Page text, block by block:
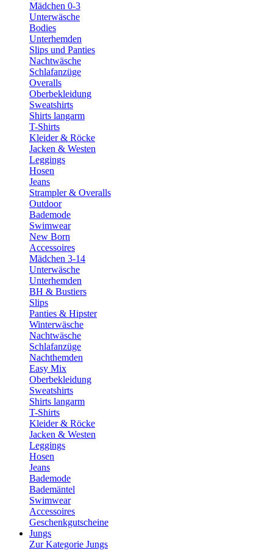
Mädchen 0-3
Unterwäsche
Bodies
Unterhemden
Slips und Panties
Nachtwäsche
Schlafanzüge
Overalls
Oberbekleidung
Sweatshirts
Shirts langarm
T-Shirts
Kleider & Röcke
Jacken & Westen
Leggings
Hosen
Jeans
Strampler & Overalls
Outdoor
Bademode
Swimwear
New Born
Accessoires
Mädchen 3-14
Unterwäsche
Unterhemden
BH & Bustiers
Slips
Panties & Hipster
Winterwäsche
Nachtwäsche
Schlafanzüge
Nachthemden
Easy Mix
Oberbekleidung
Sweatshirts
Shirts langarm
T-Shirts
Kleider & Röcke
Jacken & Westen
Leggings
Hosen
Jeans
Bademode
Bademäntel
Swimwear
Accessoires
Geschenkgutscheine
Jungs
Zur Kategorie Jungs